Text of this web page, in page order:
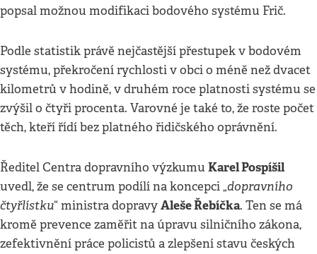
popsal možnou modifikaci bodového systému Frič.
Podle statistik právě nejčastější přestupek v bodovém
systému, překročení rychlosti v obci o méně než dvacet
kilometrů v hodině, v druhém roce platnosti systému se
zvýšil o čtyři procenta. Varovné je také to, že roste počet
těch, kteří řídí bez platného řidičského oprávnění.
Ředitel Centra dopravního výzkumu Karel Pospíšil
uvedl, že se centrum podílí na koncepci „dopravního
čtyřlístku“ ministra dopravyAleše Řebíčka. Ten se má
kromě prevence zaměřit na úpravu silničního zákona,
zefektivnění práce policistů a zlepšení stavu českých